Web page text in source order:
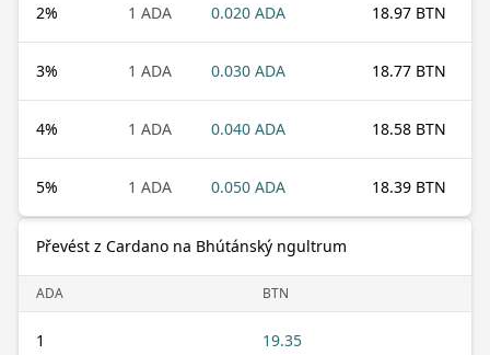
2% 1 ADA 0.020 ADA 18.97 BTN
3% 1 ADA 0.030 ADA 18.77 BTN
4% 1 ADA 0.040 ADA 18.58 BTN
5% 1 ADA 0.050 ADA 18.39 BTN
Převést z Cardano na Bhútánský ngultrum
ADA BTN
1 19.35